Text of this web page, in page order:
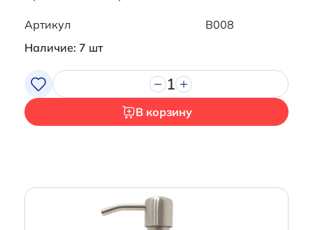
Артикул
B008
Наличие: 7 шт
1
В корзину